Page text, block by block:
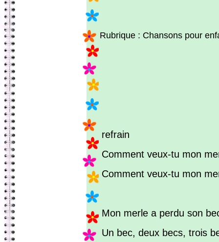
Rubrique : Chansons pour
refrain
Comment veux-tu mon
Comment veux-tu mon
Mon merle a perdu son
Un bec, deux becs, trois